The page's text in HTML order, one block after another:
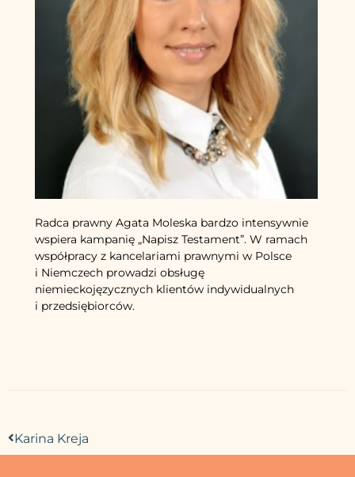
Radca prawny Agata Moleska bardzo intensywnie
wspiera kampanię „Napisz Testament”. W ramach
współpracy z kancelariami prawnymi w Polsce
i Niemczech prowadzi obsługę
niemieckojęzycznych klientów indywidualnych
i przedsiębiorców.
Karina Kreja